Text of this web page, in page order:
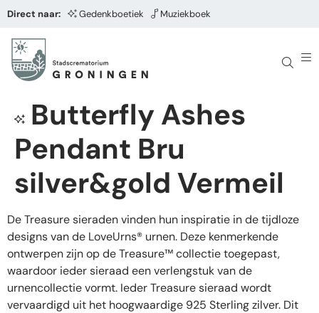
Direct naar: Gedenkboetiek Muziekboek
Butterfly Ashes
Pendant Bru
silver&gold Vermeil
De Treasure sieraden vinden hun inspiratie in de tijdloze
designs van de LoveUrns® urnen. Deze kenmerkende
ontwerpen zijn op de Treasure™ collectie toegepast,
waardoor ieder sieraad een verlengstuk van de
urnencollectie vormt. Ieder Treasure sieraad wordt
vervaardigd uit het hoogwaardige 925 Sterling zilver. Dit